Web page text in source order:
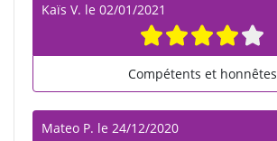
Kaïs V. le 02/01/2021
Compétents et honnêtes
Mateo P. le 24/12/2020